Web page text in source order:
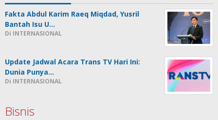
Fakta Abdul Karim Raeq Miqdad, Yusril
Bantah Isu U…
Di INTERNASIONAL
Update Jadwal Acara Trans TV Hari Ini:
Dunia Punya…
Di INTERNASIONAL
Bisnis